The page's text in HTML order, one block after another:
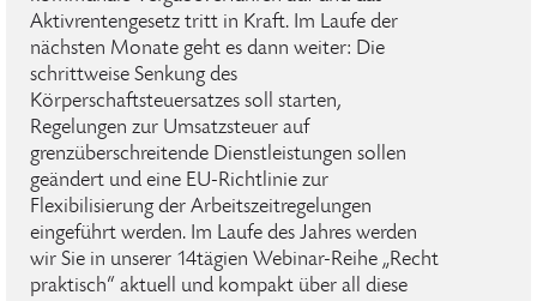
Aktivrentengesetz tritt in Kraft. Im Laufe der
nächsten Monate geht es dann weiter: Die
schrittweise Senkung des
Körperschaftsteuersatzes soll starten,
Regelungen zur Umsatzsteuer auf
grenzüberschreitende Dienstleistungen sollen
geändert und eine EU-Richtlinie zur
Flexibilisierung der Arbeitszeitregelungen
eingeführt werden. Im Laufe des Jahres werden
wir Sie in unserer 14tägien Webinar-Reihe „Recht
praktisch“ aktuell und kompakt über all diese